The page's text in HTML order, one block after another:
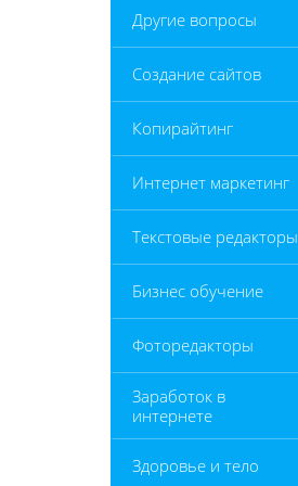
Другие вопросы
Создание сайтов
Копирайтинг
Интернет маркетинг
Текстовые редакторы
Бизнес обучение
Фоторедакторы
Заработок в
интернете
Здоровье и тело